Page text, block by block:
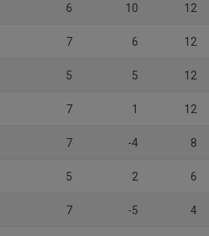
6 10 12
7 6 12
5 5 12
7 1 12
7 -4 8
5 2 6
7 -5 4